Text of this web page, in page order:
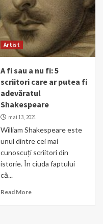
Artist
A fi sau a nu fi: 5
scriitori care ar putea fi
adevăratul
Shakespeare
mai 13, 2021
William Shakespeare este
unul dintre cei mai
cunoscuți scriitori din
istorie. În ciuda faptului
că...
Read More